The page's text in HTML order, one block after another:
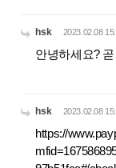
hsk 2023.02.08
안녕하세요?
hsk 2023.02.08
https://